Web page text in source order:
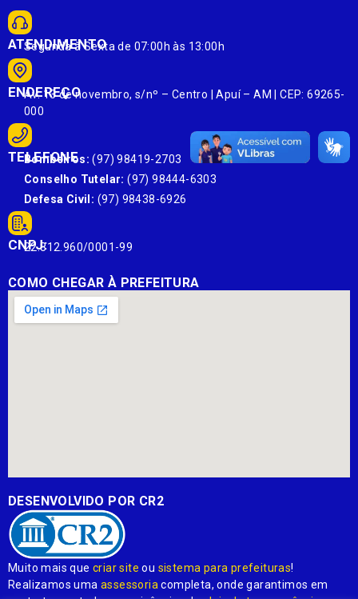
ATENDIMENTO
Segunda à Sexta de 07:00h às 13:00h
ENDEREÇO
Av. 13 de novembro, s/nº – Centro | Apuí – AM | CEP: 69265-
000
TELEFONE
Bombeiros: (97) 98419-2703
Conselho Tutelar: (97) 98444-6303
Defesa Civil: (97) 98438-6926
CNPJ:
22.812.960/0001-99
COMO CHEGAR À PREFEITURA
DESENVOLVIDO POR CR2
Muito mais quecriar site ou sistema para prefeituras!
Realizamos umaassessoria completa, onde garantimos em